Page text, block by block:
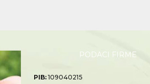
PODACI FIRME
PIB:109040215